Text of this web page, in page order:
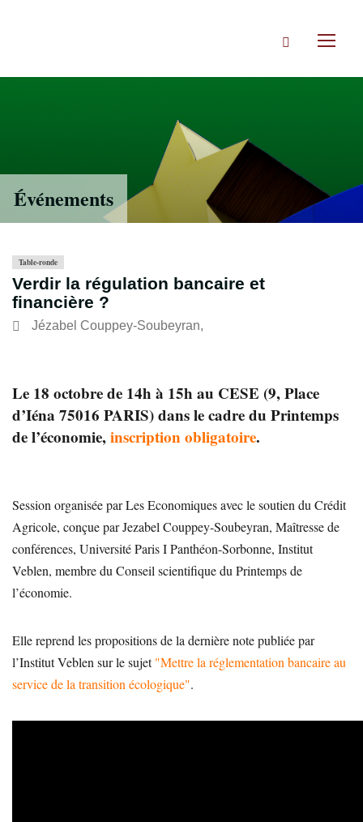
Rechercher
Événements
Table-ronde
Verdir la régulation bancaire et
financière ?
Jézabel Couppey-Soubeyran,
Le 18 octobre de 14h à 15h au CESE (9, Place
d’Iéna 75016 PARIS) dans le cadre du Printemps
de l’économie,inscription obligatoire.
Session organisée par Les Economiques avec le soutien du Crédit
Agricole, conçue par Jezabel Couppey-Soubeyran, Maîtresse de
conférences, Université Paris I Panthéon-Sorbonne, Institut
Veblen, membre du Conseil scientifique du Printemps de
l’économie.
Elle reprend les propositions de la dernière note publiée par
l’Institut Veblen sur le sujet"Mettre la réglementation bancaire au
service de la transition écologique".